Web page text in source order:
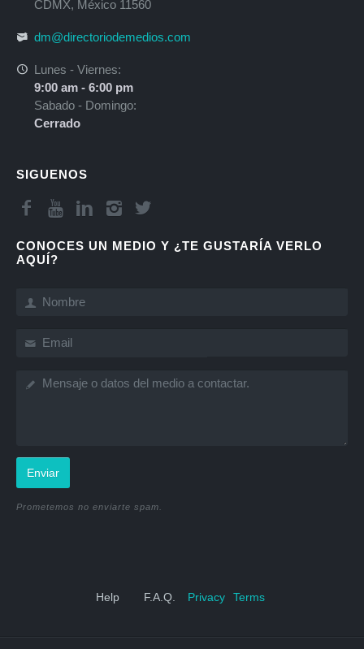
CDMX, México 11560
dm@directoriodemedios.com
Lunes - Viernes:
9:00 am - 6:00 pm
Sabado - Domingo:
Cerrado
SIGUENOS
CONOCES UN MEDIO Y ¿TE GUSTARÍA VERLO
AQUÍ?
Enviar
Prometemos no enviarte spam.
Help F.A.Q. Privacy Terms